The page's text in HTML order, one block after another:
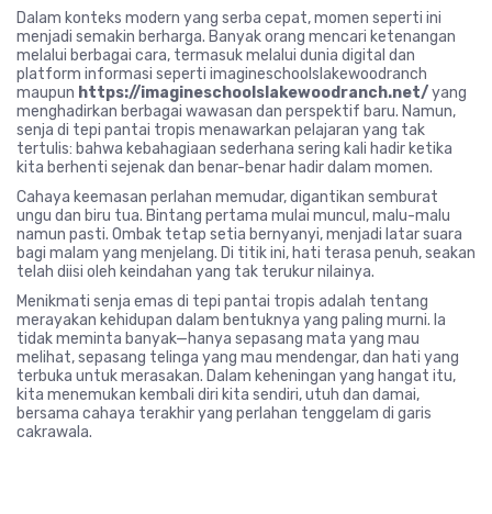
Dalam konteks modern yang serba cepat, momen seperti ini
menjadi semakin berharga. Banyak orang mencari ketenangan
melalui berbagai cara, termasuk melalui dunia digital dan
platform informasi seperti imagineschoolslakewoodranch
maupun https://imagineschoolslakewoodranch.net/yang
menghadirkan berbagai wawasan dan perspektif baru. Namun,
senja di tepi pantai tropis menawarkan pelajaran yang tak
tertulis: bahwa kebahagiaan sederhana sering kali hadir ketika
kita berhenti sejenak dan benar-benar hadir dalam momen.
Cahaya keemasan perlahan memudar, digantikan semburat
ungu dan biru tua. Bintang pertama mulai muncul, malu-malu
namun pasti. Ombak tetap setia bernyanyi, menjadi latar suara
bagi malam yang menjelang. Di titik ini, hati terasa penuh, seakan
telah diisi oleh keindahan yang tak terukur nilainya.
Menikmati senja emas di tepi pantai tropis adalah tentang
merayakan kehidupan dalam bentuknya yang paling murni. Ia
tidak meminta banyak—hanya sepasang mata yang mau
melihat, sepasang telinga yang mau mendengar, dan hati yang
terbuka untuk merasakan. Dalam keheningan yang hangat itu,
kita menemukan kembali diri kita sendiri, utuh dan damai,
bersama cahaya terakhir yang perlahan tenggelam di garis
cakrawala.